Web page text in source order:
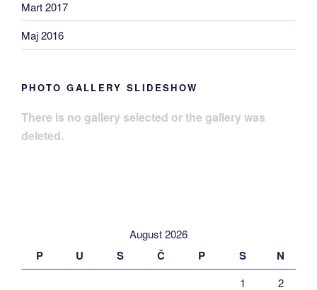
Mart 2017
Maj 2016
PHOTO GALLERY SLIDESHOW
There is no gallery selected or the gallery was
deleted.
August 2026
P U S Č P S N
1 2